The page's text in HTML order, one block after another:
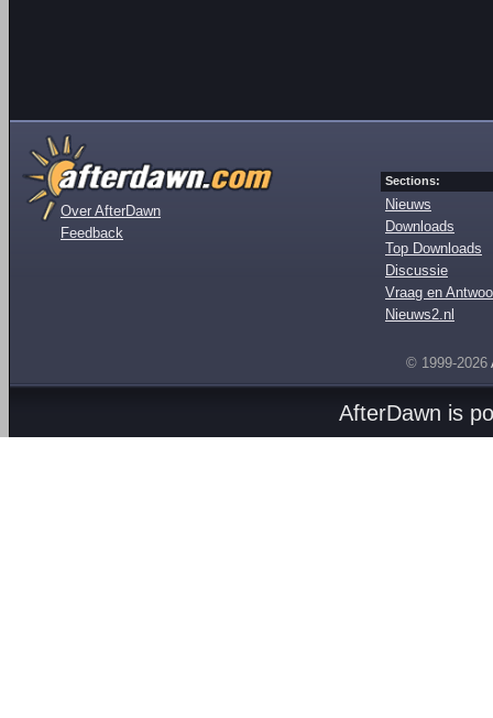
Over AfterDawn
Feedback
Sections:
Nieuws
Downloads
Top Downloads
Discussie
Vraag en
Nieuws2.nl
© 1999-2026
AfterDawn is